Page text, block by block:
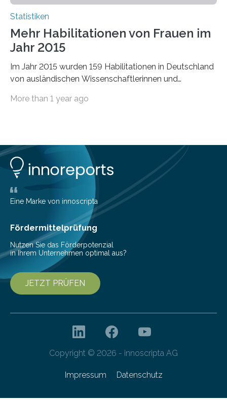
Statistiken
Mehr Habilitationen von Frauen im
Jahr 2015
Im Jahr 2015 wurden 159 Habilitationen in Deutschland
von ausländischen Wissenschaftlerinnen und
More than 1 year ago
Eine Marke von innoscripta
Fördermittelprüfung
Nutzen Sie das Förderpotenzial
in Ihrem Unternehmen optimal aus?
JETZT PRÜFEN
Copyright © 2026 - innoscripta AG
Impressum Datenschutz